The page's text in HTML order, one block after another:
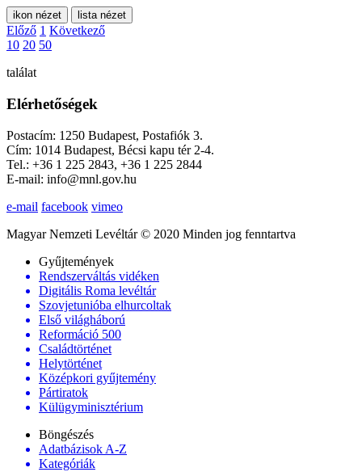
ikon nézet lista nézet
Előző 1 Következő
10 20 50
találat
Elérhetőségek
Postacím: 1250 Budapest, Postafiók 3.
Cím: 1014 Budapest, Bécsi kapu tér 2-4.
Tel.: +36 1 225 2843, +36 1 225 2844
E-mail: info@mnl.gov.hu
e-mail facebook vimeo
Magyar Nemzeti Levéltár © 2020 Minden jog fenntartva
Gyűjtemények
Rendszerváltás vidéken
Digitális Roma levéltár
Szovjetunióba elhurcoltak
Első világháború
Reformáció 500
Családtörténet
Helytörténet
Középkori gyűjtemény
Pártiratok
Külügyminisztérium
Böngészés
Adatbázisok A-Z
Kategóriák